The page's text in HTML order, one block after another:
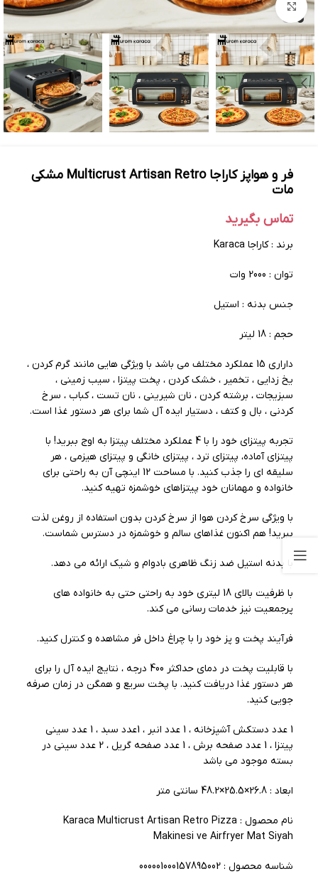
بزرگنمایی تصویر
فر و هواپز کاراجا Multicrust Artisan Retro مشکی
مات
تماس بگیرید
برند : کاراجا Karaca
توان : 2000 وات
جنس بدنه : استیل
حجم : 18 لیتر
داراری 15 عملکرد مختلف می باشد با ویژگی هایی مانند گرم کردن ،
یخ زدایی ، تخمیر ، خشک کردن ، پخت پیتزا ، سیب زمینی ،
سبزیجات ، برشته کردن ، نان شیرینی ، نان تست ، کباب ، سرخ
کردنی ، بال و کتف ، دستیار ایده آل شما برای هر دستور غذا است.
تجربه پیتزای خود را با 4 عملکرد مختلف پیتزا به اوج ببرید! با
پیتزای آماده، پیتزای ترد ، پیتزای خانگی و پیتزای هیزمی ، هر
سلیقه ای را جذب کنید. با مساحت 12 اینچی آن به راحتی برای
خانواده و مهمانان خود پیتزاهای خوشمزه تهیه کنید.
با ویژگی سرخ کردن هوا از سرخ کردن بدون استفاده از روغن لذت
ببرید! هم اکنون غذاهای سالم و خوشمزه در دسترس شماست.
با بدنه استیل ضد زنگ ظاهری بادوام و شیک ارائه می دهد.
با ظرفیت بالای 18 لیتری خود به راحتی حتی به خانواده های
پرجمعیت نیز خدمات رسانی می کند.
فرآیند پخت و پز خود را با چراغ داخل فر مشاهده و کنترل کنید.
با قابلیت پخت در دمای حداکثر 400 درجه ، نتایج ایده آل را برای
هر دستور غذا دریافت کنید. با پخت سریع و همگن در زمان صرفه
جویی کنید.
1 عدد دستکش آشپزخانه ، 1 عدد انبر ، 1عدد سبد ، 1 عدد سینی
پیتزا ، 1 عدد صفحه برش ، 1 عدد صفحه گریل ، 2 عدد سینی در
بسته موجود می باشد
ابعاد : 26.8×25.5×48.2 سانتی متر
نام محصول : Karaca Multicrust Artisan Retro Pizza
Makinesi ve Airfryer Mat Siyah
شناسه محصول : 000001000157895002